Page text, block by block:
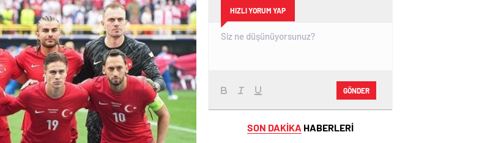
HIZLI YORUM YAP
GÖNDER
SON DAKİKA HABERLERİ